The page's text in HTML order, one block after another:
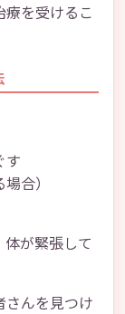
を受けるこ
す
合）
体が緊張して
さんを見つけ